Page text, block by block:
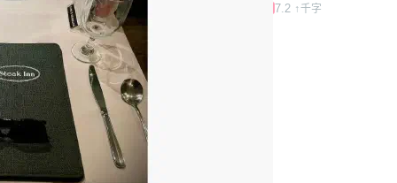
0.0 - 1.2 7.2 ↑千字
相關文章